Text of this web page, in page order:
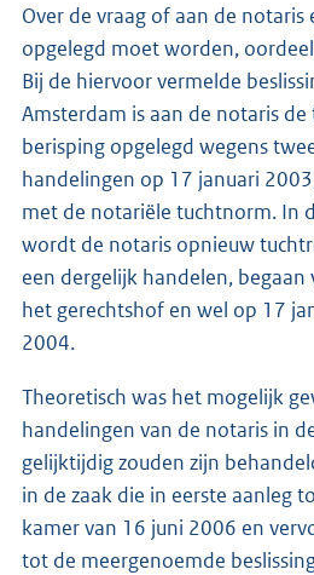
Over de vraag of aan de notaris
opgelegd moet worden,
Bij de hiervoor vermelde
Amsterdam is aan de notaris
berisping opgelegd wegens
handelingen op 17 januari
met de notariële tuchtnorm. In
wordt de notaris opnieuw
een dergelijk handelen, begaan
het gerechtshof en wel op 17
2004.
Theoretisch was het mogelijk
handelingen van de notaris in
gelijktijdig zouden zijn
in de zaak die in eerste aanleg
kamer van 16 juni 2006 en
tot de meergenoemde